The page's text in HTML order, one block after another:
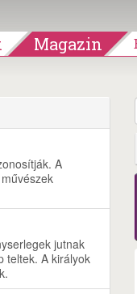
Magazin
A
jutnak
teltek. A királyok